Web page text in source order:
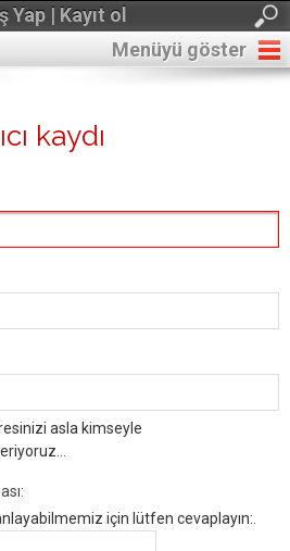
Yap | Kayıt ol
Menüyü göster
kaydı
asla kimseyle
için lütfen cevaplayın:.